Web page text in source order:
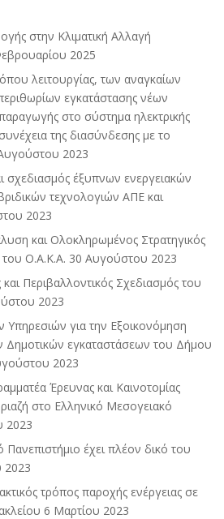
στην Κλιματική Αλλαγή
2025
λειτουργίας, των αναγκαίων
εγκατάστασης νέων
στο σύστημα ηλεκτρικής
της διασύνδεσης με το
2023
σχεδιασμός έξυπνων ενεργειακών
τεχνολογιών ΑΠΕ και
2023
και Ολοκληρωμένος Στρατηγικός
του Ο.Α.Κ.Α. 30 Αυγούστου 2023
και Περιβαλλοντικός Σχεδιασμός του
2023
για την Εξοικονόμηση
Δημοτικών εγκαταστάσεων του Δήμου
2023
Έρευνας και Καινοτομίας
στο Ελληνικό Μεσογειακό
2023
έχει πλέον δικό του
2023
τρόπος παροχής ενέργειας σε
6 Μαρτίου 2023